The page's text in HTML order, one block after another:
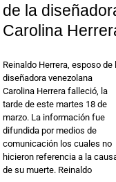
de la
Carolina
Reinaldo Herrera, esposo de
diseñadora venezolana
Carolina Herrera falleció, la
tarde de este martes 18 de
marzo. La información fue
difundida por medios de
comunicación los cuales no
hicieron referencia a la
de su muerte. Reinaldo